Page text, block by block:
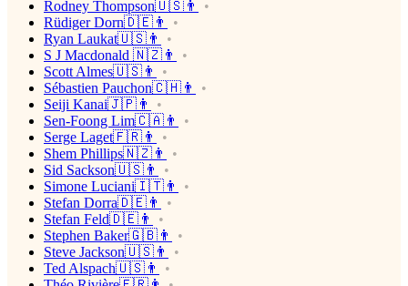
Rodney Thompson🇺🇸👨
Rüdiger Dorn🇩🇪👨
Ryan Laukat🇺🇸👨
S J Macdonald 🇳🇿👨
Scott Almes🇺🇸👨
Sébastien Pauchon🇨🇭👨
Seiji Kanai🇯🇵👨
Sen-Foong Lim🇨🇦👨
Serge Laget🇫🇷👨
Shem Phillips🇳🇿👨
Sid Sackson🇺🇸👨
Simone Luciani🇮🇹👨
Stefan Dorra🇩🇪👨
Stefan Feld🇩🇪👨
Stephen Baker🇬🇧👨
Steve Jackson🇺🇸👨
Ted Alspach🇺🇸👨